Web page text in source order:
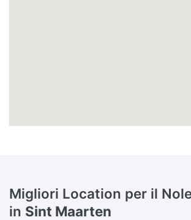
Migliori Location per il
in Sint Maarten